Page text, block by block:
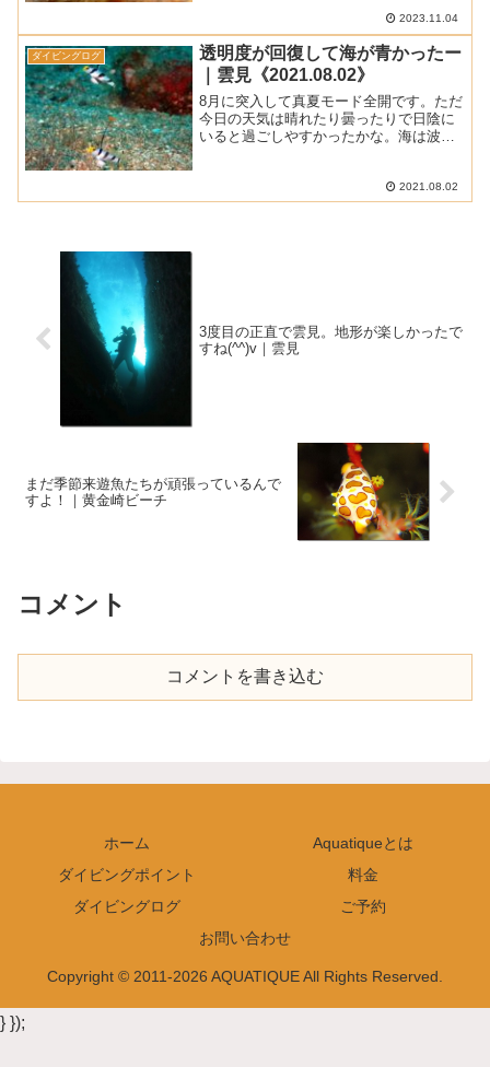
る最高気温)■ 水 温 ： 23℃■ 透視
度...
2023.11.04
ダイビングログ
透明度が回復して海が青かったー
｜雲見《2021.08.02》
8月に突入して真夏モード全開です。ただ
今日の天気は晴れたり曇ったりで日陰に
いると過ごしやすかったかな。海は波は
んでした。■ 天 気 ： 晴れ時々くもり ■
気 温 ： ...
2021.08.02
3度目の正直で雲見。地形が楽しかったで
すね(^^)v｜雲見
まだ季節来遊魚たちが頑張っているんで
すよ！｜黄金崎ビーチ
コメント
コメントを書き込む
ホーム
Aquatiqueとは
ダイビングポイント
料金
ダイビングログ
ご予約
お問い合わせ
Copyright © 2011-2026 AQUATIQUE All Rights Reserved.
} });